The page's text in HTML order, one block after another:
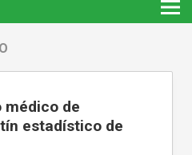
médico de
estadístico de